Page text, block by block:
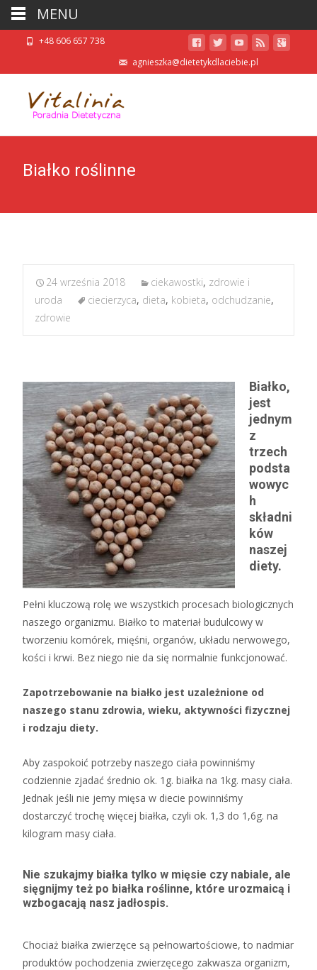
+48 606 657 738
agnieszka@dietetykdlaciebie.pl
Białko roślinne
24 września 2018 ciekawostki, zdrowie i
uroda
ciecierzyca, dieta, kobieta, odchudzanie,
zdrowie
Białko,
jest
jednym
z
trzech
podsta
wowyc
h
składni
ków
naszej
diety.
Pełni kluczową rolę we wszystkich procesach biologicznych
naszego organizmu. Białko to materiał budulcowy w
tworzeniu komórek, mięśni, organów, układu nerwowego,
kości i krwi. Bez niego nie da się normalnie funkcjonować.
Zapotrzebowanie na białko jest uzależnione od
naszego stanu zdrowia, wieku, aktywności fizycznej
i rodzaju diety.
Aby zaspokoić potrzeby naszego ciała powinniśmy
codziennie zjadać średnio ok. 1g. białka na 1kg. masy ciała.
Jednak jeśli nie jemy mięsa w diecie powinniśmy
dostarczyć trochę więcej białka, czyli ok. 1,3 do 1,6g. na
kilogram masy ciała.
Nie szukajmy białka tylko w mięsie czy nabiale, ale
sięgnijmy też po białka roślinne, które urozmaicą i
wzbogacają nasz jadłospis.
Chociaż białka zwierzęce są pełnowartościowe, to nadmiar
produktów pochodzenia zwierzęcego zakwasza organizm,
MENU